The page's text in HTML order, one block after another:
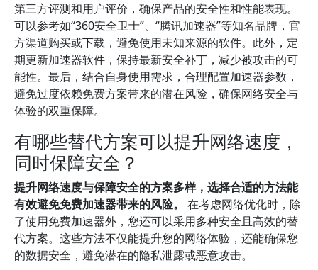
第三方评测和用户评价，确保产品的安全性和性能表现。
可以参考如“360安全卫士”、“腾讯加速器”等知名品牌，官
方渠道购买或下载，避免使用未知来源的软件。此外，定
期更新加速器软件，保持最新安全补丁，减少被攻击的可
能性。最后，结合自身使用需求，合理配置加速器参数，
避免过度依赖免费方案带来的潜在风险，确保网络安全与
体验的双重保障。
有哪些替代方案可以提升网络速度，
同时保障安全？
提升网络速度与保障安全的方案多样，选择合适的方法能
有效避免免费加速器带来的风险。
在考虑网络优化时，除
了使用免费加速器外，您还可以采用多种安全且高效的替
代方案。这些方法不仅能提升您的网络体验，还能确保您
的数据安全，避免潜在的隐私泄露或恶意攻击。